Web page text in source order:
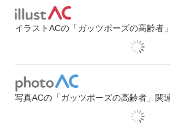
イラストACの「ガッツポーズの高齢者
写真ACの「ガッツポーズの高齢者」関